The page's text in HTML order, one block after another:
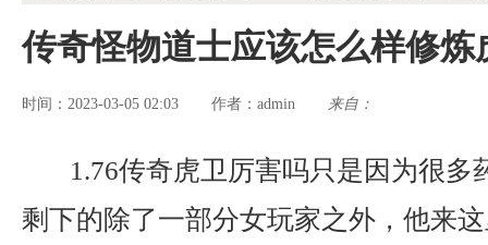
传奇怪物道士应该怎么样修炼
时间：2023-03-05 02:03 作者： admin 来自：
1.76传奇虎卫厉害吗只是因为很多
剩下的除了一部分女玩家之外，他来